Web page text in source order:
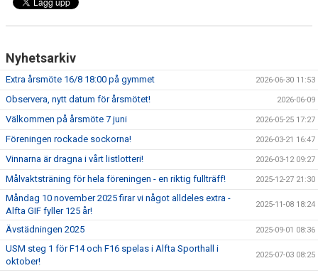
Nyhetsarkiv
Extra årsmöte 16/8 18:00 på gymmet 2026-06-30 11:53
Observera, nytt datum för årsmötet! 2026-06-09
Välkommen på årsmöte 7 juni 2026-05-25 17:27
Föreningen rockade sockorna! 2026-03-21 16:47
Vinnarna är dragna i vårt listlotteri! 2026-03-12 09:27
Målvaktsträning för hela föreningen - en riktig fullträff! 2025-12-27 21:30
Måndag 10 november 2025 firar vi något alldeles extra -
Alfta GIF fyller 125 år!
2025-11-08 18:24
Ävstädningen 2025 2025-09-01 08:36
USM steg 1 för F14 och F16 spelas i Alfta Sporthall i
oktober!
2025-07-03 08:25